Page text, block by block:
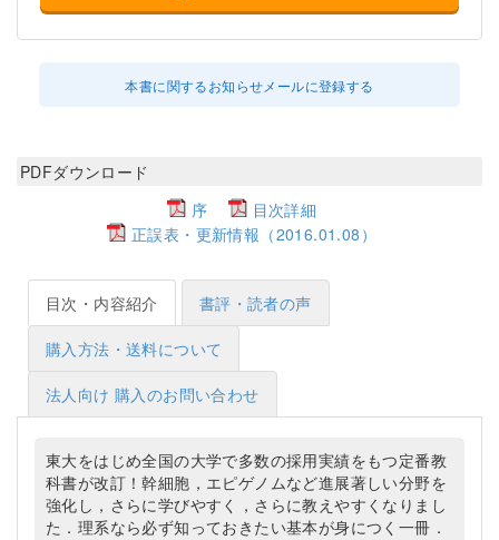
本書に関するお知らせメールに登録する
PDFダウンロード
序
目次詳細
正誤表・更新情報（2016.01.08）
目次・内容紹介 書評・読者の声
購入方法・送料について
法人向け 購入のお問い合わせ
東大をはじめ全国の大学で多数の採用実績をもつ定番教
科書が改訂！幹細胞，エピゲノムなど進展著しい分野を
強化し，さらに学びやすく，さらに教えやすくなりまし
た．理系なら必ず知っておきたい基本が身につく一冊．